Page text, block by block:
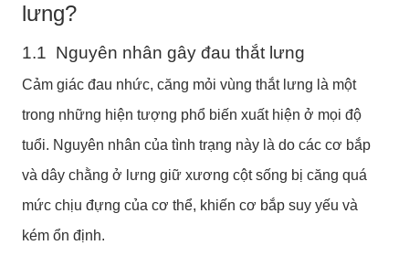
lưng?
1.1 Nguyên nhân gây đau thắt lưng
Cảm giác đau nhức, căng mỏi vùng thắt lưng là một
trong những hiện tượng phổ biến xuất hiện ở mọi độ
tuổi. Nguyên nhân của tình trạng này là do các cơ bắp
và dây chằng ở lưng giữ xương cột sống bị căng quá
mức chịu đựng của cơ thể, khiến cơ bắp suy yếu và
kém ổn định.